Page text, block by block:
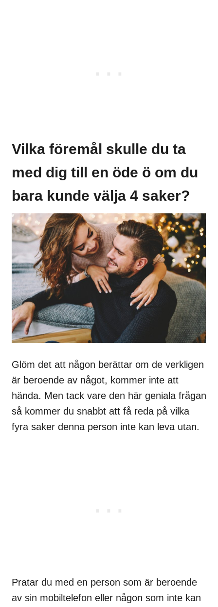
Vilka föremål skulle du ta
med dig till en öde ö om du
bara kunde välja 4 saker?
Glöm det att någon berättar om de verkligen
är beroende av något, kommer inte att
hända. Men tack vare den här geniala frågan
så kommer du snabbt att få reda på vilka
fyra saker denna person inte kan leva utan.
Pratar du med en person som är beroende
av sin mobiltelefon eller någon som inte kan